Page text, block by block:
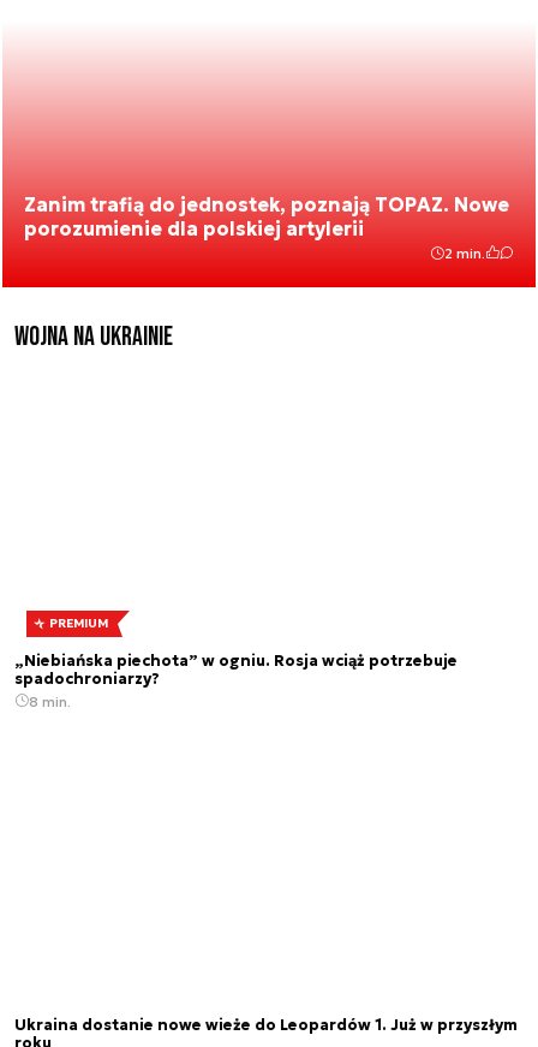
Zanim trafią do jednostek, poznają TOPAZ. Nowe
porozumienie dla polskiej artylerii
2 min.
Wojna na Ukrainie
PREMIUM
„Niebiańska piechota” w ogniu. Rosja wciąż potrzebuje
spadochroniarzy?
8 min.
Ukraina dostanie nowe wieże do Leopardów 1. Już w przyszłym
roku